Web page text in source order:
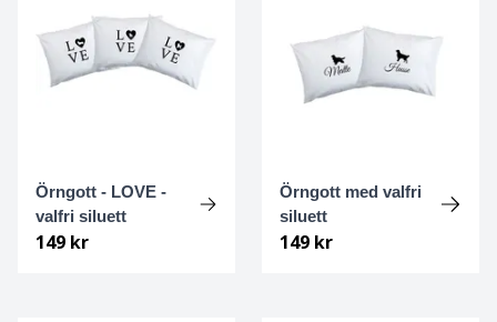
Örngott - LOVE -
valfri siluett
149 kr
Örngott med valfri
siluett
149 kr
Foxterrier Strävhårig
Fransk Bulldogg
Golden retriever